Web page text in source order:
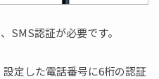
SMS認証が必要です。
設定した電話番号に6桁の認証